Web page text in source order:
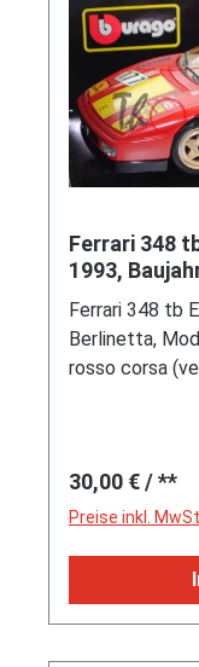
Ferrari 348
1993,
177,
Ferrari 348 tb
Berlinetta,
rosso corsa
Théodore
177,
vorne +
lenkbar,
parts /
Regulärer
30,00 €/ **
Preise inkl.